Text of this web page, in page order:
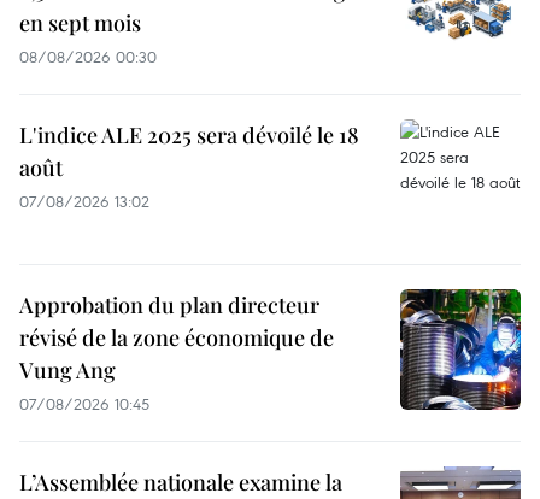
en sept mois
08/08/2026 00:30
L'indice ALE 2025 sera dévoilé le 18
août
07/08/2026 13:02
Approbation du plan directeur
révisé de la zone économique de
Vung Ang
07/08/2026 10:45
L’Assemblée nationale examine la